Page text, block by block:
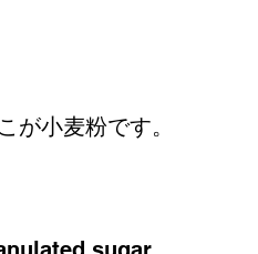
が小麦粉です。